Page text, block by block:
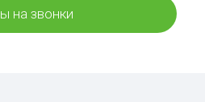
на звонки